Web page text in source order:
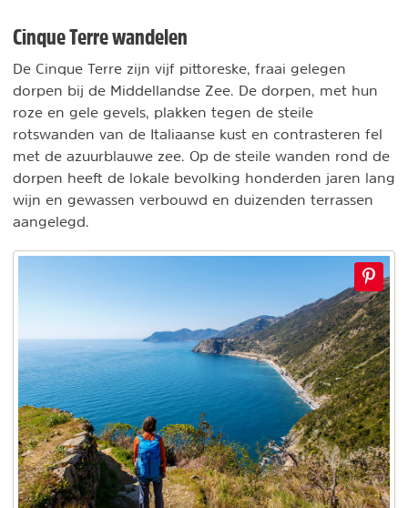
Cinque Terre wandelen
De Cinque Terre zijn vijf pittoreske, fraai gelegen
dorpen bij de Middellandse Zee. De dorpen, met hun
roze en gele gevels, plakken tegen de steile
rotswanden van de Italiaanse kust en contrasteren fel
met de azuurblauwe zee. Op de steile wanden rond de
dorpen heeft de lokale bevolking honderden jaren lang
wijn en gewassen verbouwd en duizenden terrassen
aangelegd.